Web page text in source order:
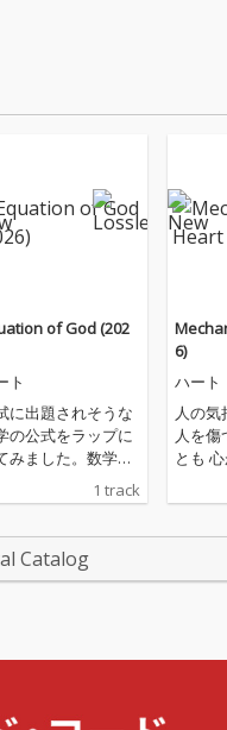
of God (202
ト
に出題されそうな
の公式をラップに
みました。数学に
えたらという思い
1 track
6)
ハート
人の
人を傷
とも
育てた
アノを
unoを
Catalog